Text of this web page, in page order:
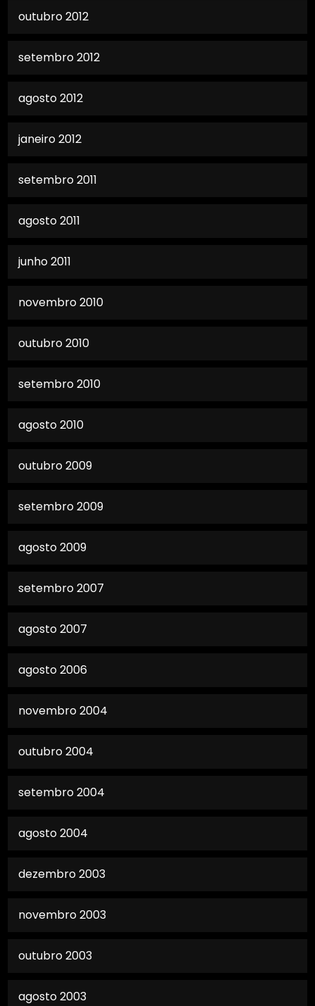
outubro 2012
setembro 2012
agosto 2012
janeiro 2012
setembro 2011
agosto 2011
junho 2011
novembro 2010
outubro 2010
setembro 2010
agosto 2010
outubro 2009
setembro 2009
agosto 2009
setembro 2007
agosto 2007
agosto 2006
novembro 2004
outubro 2004
setembro 2004
agosto 2004
dezembro 2003
novembro 2003
outubro 2003
agosto 2003